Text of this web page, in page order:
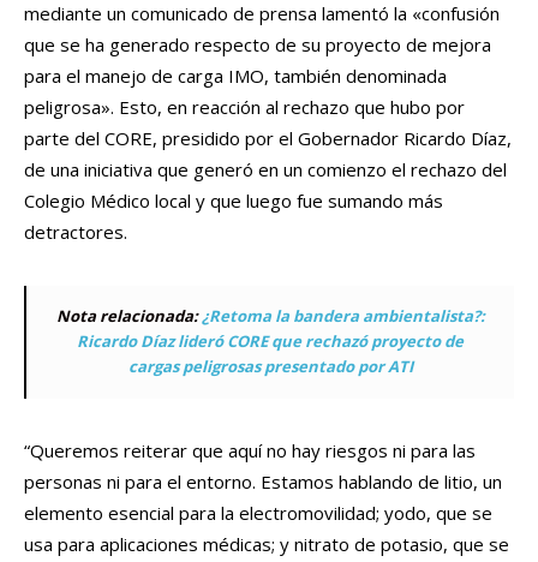
mediante un comunicado de prensa lamentó la «confusión
que se ha generado respecto de su proyecto de mejora
para el manejo de carga IMO, también denominada
peligrosa». Esto, en reacción al rechazo que hubo por
parte del CORE, presidido por el Gobernador Ricardo Díaz,
de una iniciativa que generó en un comienzo el rechazo del
Colegio Médico local y que luego fue sumando más
detractores.
Nota relacionada:¿Retoma la bandera ambientalista?:
Ricardo Díaz lideró CORE que rechazó proyecto de
cargas peligrosas presentado por ATI
“Queremos reiterar que aquí no hay riesgos ni para las
personas ni para el entorno. Estamos hablando de litio, un
elemento esencial para la electromovilidad; yodo, que se
usa para aplicaciones médicas; y nitrato de potasio, que se